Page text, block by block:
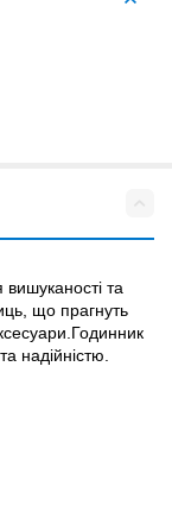
та
що прагнуть
надійністю.